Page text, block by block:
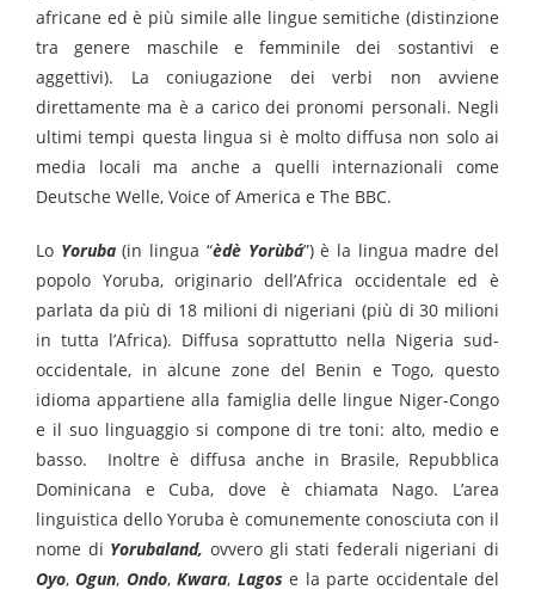
africane ed è più simile alle lingue semitiche (distinzione
tra genere maschile e femminile dei sostantivi e
aggettivi). La coniugazione dei verbi non avviene
direttamente ma è a carico dei pronomi personali. Negli
ultimi tempi questa lingua si è molto diffusa non solo ai
media locali ma anche a quelli internazionali come
Deutsche Welle, Voice of America e The BBC.
Lo Yoruba(in lingua “èdè Yorùbá”) è la lingua madre del
popolo Yoruba, originario dell’Africa occidentale ed è
parlata da più di 18 milioni di nigeriani (più di 30 milioni
in tutta l’Africa). Diffusa soprattutto nella Nigeria sud-
occidentale, in alcune zone del Benin e Togo, questo
idioma appartiene alla famiglia delle lingue Niger-Congo
e il suo linguaggio si compone di tre toni: alto, medio e
basso. Inoltre è diffusa anche in Brasile, Repubblica
Dominicana e Cuba, dove è chiamata Nago. L’area
linguistica dello Yoruba è comunemente conosciuta con il
nome di Yorubaland, ovvero gli stati federali nigeriani di
Oyo,Ogun, Ondo,Kwara, Lagose la parte occidentale del